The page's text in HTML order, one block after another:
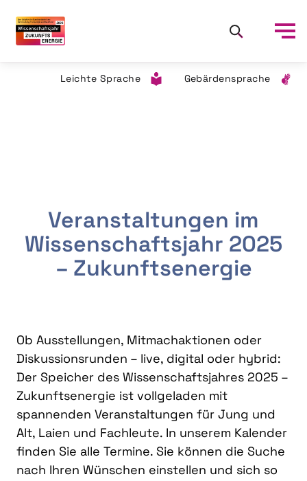
Leichte Sprache Gebärdensprache
Veranstaltungen im
Wissenschaftsjahr 2025
– Zukunftsenergie
Ob Ausstellungen, Mitmachaktionen oder
Diskussionsrunden – live, digital oder hybrid:
Der Speicher des Wissenschaftsjahres 2025 –
Zukunftsenergie ist vollgeladen mit
spannenden Veranstaltungen für Jung und
Alt, Laien und Fachleute. In unserem Kalender
finden Sie alle Termine. Sie können die Suche
nach Ihren Wünschen einstellen und sich so